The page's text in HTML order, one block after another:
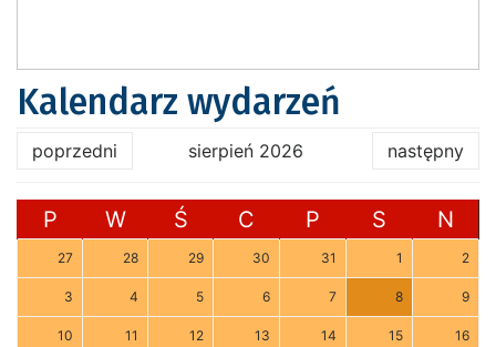
Kalendarz wydarzeń
poprzedni sierpień 2026 następny
P W Ś C P S N
27 28 29 30 31 1 2
3 4 5 6 7 8 9
10 11 12 13 14 15 16